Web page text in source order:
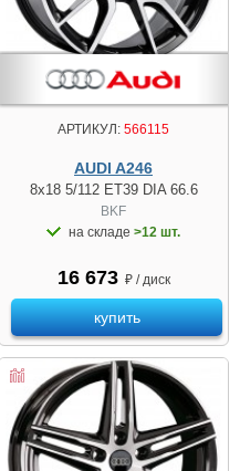
АРТИКУЛ: 566115
AUDI A246
8x18 5/112 ET39 DIA 66.6
BKF
на складе >12 шт.
16 673 ₽ / диск
купить